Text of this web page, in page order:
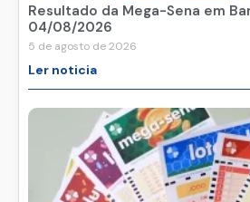
Resultado da Mega-Sena em
04/08/2026
5 de agosto de 2026
Ler noticia